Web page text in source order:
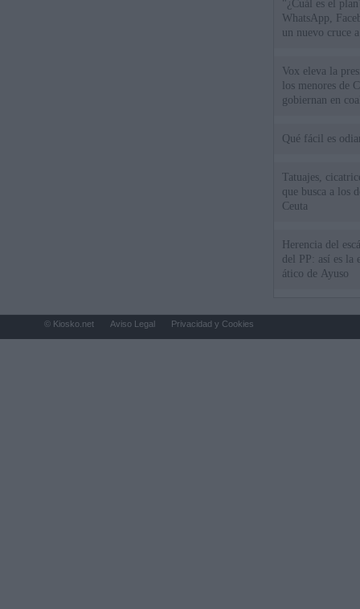
"¿Cuál es el
WhatsApp,
un nuevo cruce
Vox eleva la
los menores de
gobiernan en
Qué fácil es
Tatuajes,
que busca a los
Ceuta
Herencia del
del PP: así es la
ático de Ayuso
© Kiosko.net Aviso Legal Privacidad y Cookies